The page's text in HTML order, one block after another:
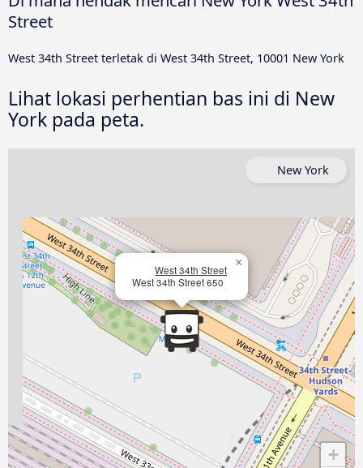
Street
West 34th Street terletak di West 34th Street, 10001 New York
Lihat lokasi perhentian bas ini di New
York pada peta.
West 34th Street
West 34th Street 650
×
+
New York